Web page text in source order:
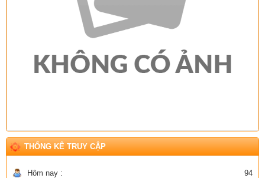
THỐNG KÊ TRUY CẬP
Hôm nay : 94